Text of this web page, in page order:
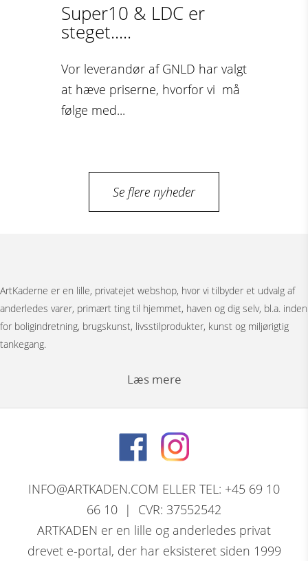
Super10 & LDC er
steget.....
Vor leverandør af GNLD har valgt
at hæve priserne, hvorfor vi må
følge med...
Se flere nyheder
ArtKaderne er en lille, privatejet webshop, hvor vi tilbyder et udvalg af
anderledes varer, primært ting til hjemmet, haven og dig selv, bl.a. inden
for boligindretning, brugskunst, livsstilprodukter, kunst og miljørigtig
tankegang.
Læs mere
Bag menuen ”Figurer” gemmer der sig et stort udvalg af
modeller. Vi har bronzefigurer, dyrefigurer, figurer i resin, Thai figurer,
Tranepar i bronze og retro træfigurer.
David Marshall, den skotsk / spanske skulptørs komplette program af
INFO@ARTKADEN.COM ELLER TEL: +45 69 10
66 10 | CVR: 37552542
ARTKADEN er en lille og anderledes privat
drevet e-portal, der har eksisteret siden 1999